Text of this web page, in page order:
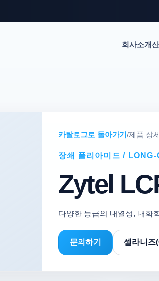
회사소개
카탈로그로 돌아가기/제품 상세
장쇄 폴리아미드 /
Zytel
다양한 등급의 내열성, 내화
문의하기 셀라니즈